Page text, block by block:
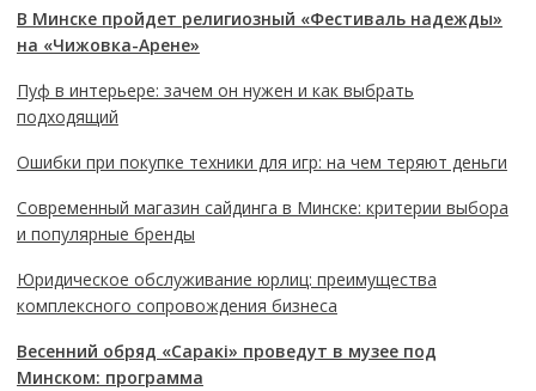
В Минске пройдет религиозный «Фестиваль надежды»
на «Чижовка-Арене»
Пуф в интерьере: зачем он нужен и как выбрать
подходящий
Ошибки при покупке техники для игр: на чем теряют деньги
Современный магазин сайдинга в Минске: критерии выбора
и популярные бренды
Юридическое обслуживание юрлиц: преимущества
комплексного сопровождения бизнеса
Весенний обряд «Саракі» проведут в музее под
Минском: программа